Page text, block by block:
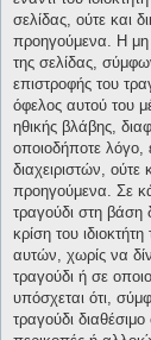
σελίδας, ούτε και
προηγούμενα. Η μη
της σελίδας,
επιστροφής του
όφελος αυτού του
ηθικής βλάβης,
οποιοδήποτε λόγο,
διαχειριστών,
προηγούμενα. Σε
τραγούδι στη βάση
κρίση του
αυτών, χωρίς να
τραγούδι ή σε
υπόσχεται ότι,
τραγούδι